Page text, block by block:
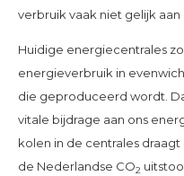
verbruik vaak niet gelijk
Huidige energiecentrales
energieverbruik in
die geproduceerd wordt.
vitale bijdrage aan ons
kolen in de centrales
de Nederlandse CO2